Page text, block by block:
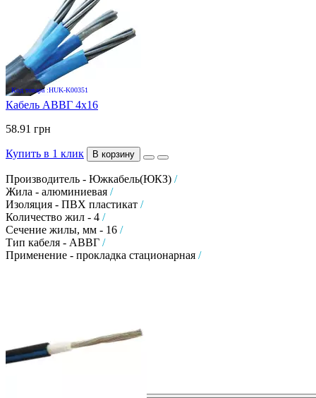
Код товара :HUK-K00351
Кабель АВВГ 4х16
58.91 грн
Купить в 1 клик В корзину
Производитель - Южкабель(ЮКЗ) /
Жила - алюминиевая /
Изоляция - ПВХ пластикат /
Количество жил - 4 /
Сечение жилы, мм - 16 /
Тип кабеля - АВВГ /
Применение - прокладка стационарная /